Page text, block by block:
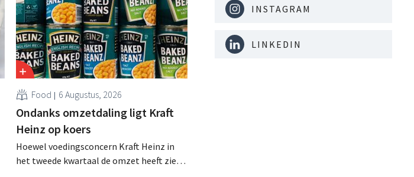
Food 6 Augustus, 2026
Ondanks omzetdaling ligt Kraft
Heinz op koers
Hoewel voedingsconcern Kraft Heinz in
het tweede kwartaal de omzet heeft zien
INSTAGRAM
LINKEDIN